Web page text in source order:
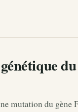
mutation du gène